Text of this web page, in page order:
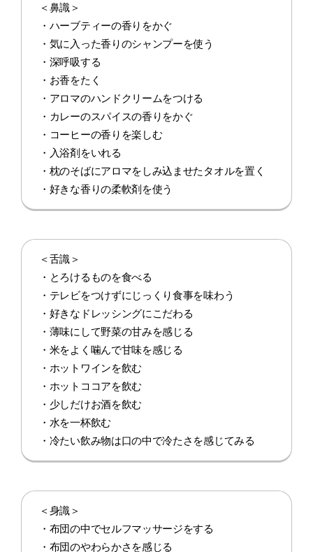
＜鼻識＞
・ハーブティーの香りをかぐ
・気に入った香りのシャンプーを使う
・深呼吸する
・お香をたく
・アロマのハンドクリームをつける
・カレーのスパイスの香りをかぐ
・コーヒーの香りを楽しむ
・入浴剤をいれる
・枕のそばにアロマをしみ込ませたタオルを置く
・好きな香りの柔軟剤を使う
＜舌識＞
・とろけるものを食べる
・テレビをつけずにじっくり食事を味わう
・好きなドレッシングにこだわる
・薄味にして野菜の甘みを感じる
・米をよく噛んで甘味を感じる
・ホットワインを飲む
・ホットココアを飲む
・少しだけお酒を飲む
・水を一杯飲む
・冷たい飲み物は口の中で冷たさを感じてみる
＜身識＞
・布団の中でセルフマッサージをする
・布団のやわらかさを感じる